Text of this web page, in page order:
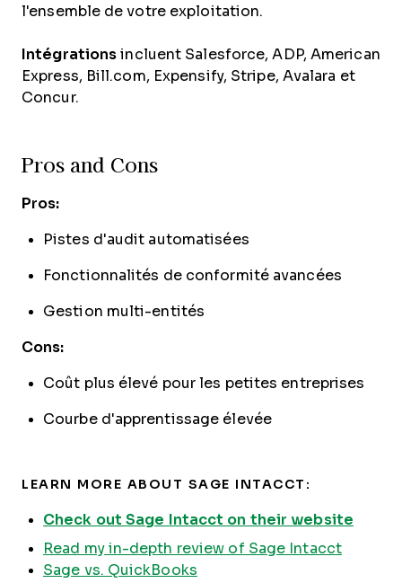
l'ensemble de votre exploitation.
Intégrations incluent Salesforce, ADP, American
Express, Bill.com, Expensify, Stripe, Avalara et
Concur.
Pros and Cons
Pros:
Pistes d'audit automatisées
Fonctionnalités de conformité avancées
Gestion multi-entités
Cons:
Coût plus élevé pour les petites entreprises
Courbe d'apprentissage élevée
LEARN MORE ABOUT SAGE INTACCT:
Check out Sage Intacct on their website
Read my in-depth review of Sage Intacct
Sage vs. QuickBooks